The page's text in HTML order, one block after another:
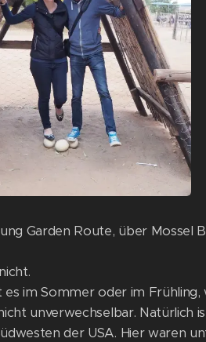
Garden Route, über Mossel
im Sommer oder im
unverwechselbar. Natürlich
der USA. Hier waren